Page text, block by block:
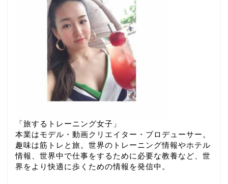
「旅するトレーニング女子」
本業はモデル・動画クリエイター・プロデューサー。
趣味は筋トレと旅。世界のトレーニング情報やホテル
情報、世界中で仕事をするために必要な教養など、世
界をより快適に歩くための情報を発信中。